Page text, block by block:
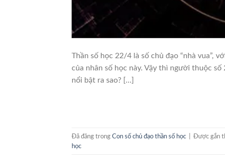
Thần số học 22/4 là số chủ đạo “nhà vua”,
của nhân số học này. Vậy thì người thuộc
nổi bật ra sao? […]
Đã đăng trong Con số chủ đạo thần số học Được gắn
học